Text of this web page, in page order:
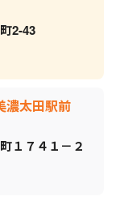
2-43
濃太田駅前
１７４１－２